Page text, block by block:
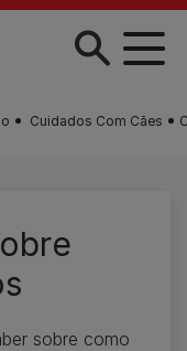
Cuidados Com Cães
sobre como